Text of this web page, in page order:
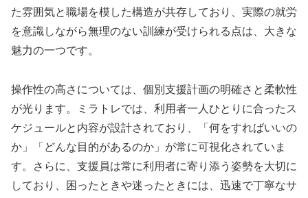
た雰囲気と職場を模した構造が共存しており、実際の就労
を意識しながら無理のない訓練が受けられる点は、大きな
魅力の一つです。
操作性の高さについては、個別支援計画の明確さと柔軟性
が光ります。ミラトレでは、利用者一人ひとりに合ったス
ケジュールと内容が設計されており、「何をすればいいの
か」「どんな目的があるのか」が常に可視化されていま
す。さらに、支援員は常に利用者に寄り添う姿勢を大切に
しており、困ったときや迷ったときには、迅速で丁寧なサ